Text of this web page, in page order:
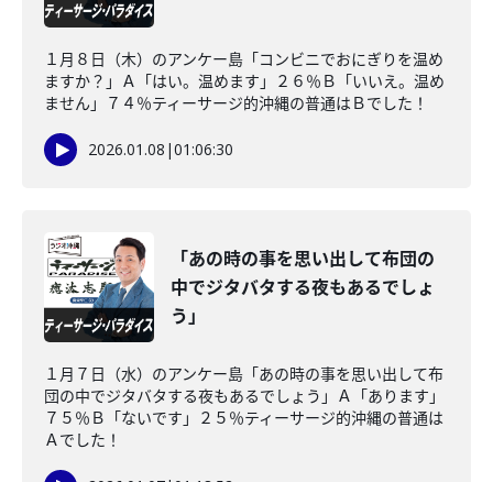
１月８日（木）のアンケー島「コンビニでおにぎりを温め
ますか？」Ａ「はい。温めます」２６％Ｂ「いいえ。温め
ません」７４％ティーサージ的沖縄の普通はＢでした！
2026.01.08 |01:06:30
「あの時の事を思い出して布団の
中でジタバタする夜もあるでしょ
う」
１月７日（水）のアンケー島「あの時の事を思い出して布
団の中でジタバタする夜もあるでしょう」Ａ「あります」
７５％Ｂ「ないです」２５％ティーサージ的沖縄の普通は
Ａでした！